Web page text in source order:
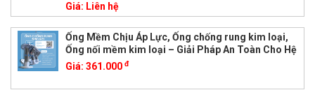
Giá: Liên hệ
Ống Mềm Chịu Áp Lực, Ống chống rung kim loại,
Ống nối mềm kim loại – Giải Pháp An Toàn Cho Hệ
Giá: 361.000 đ